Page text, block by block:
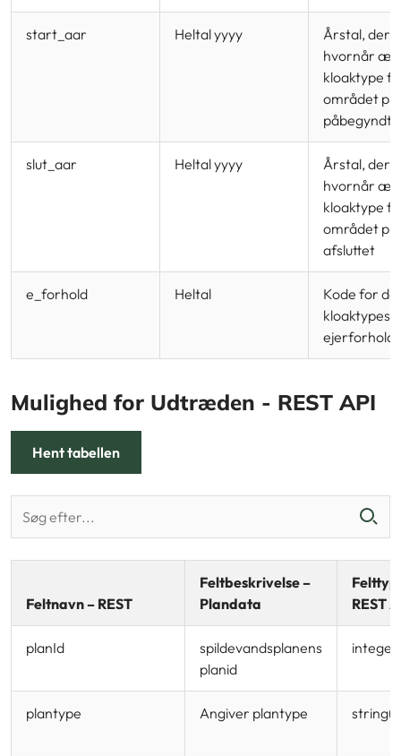
start_aar Heltal yyyy
Årstal, der
hvornår
kloaktype
området
påbegyndt
slut_aar Heltal yyyy
Årstal, der
hvornår
kloaktype
området
afsluttet
e_forhold Heltal
Kode for
kloaktypes
ejerforhold
Mulighed for Udtræden - REST API
Hent tabellen
Feltnavn – REST
Feltbeskrivelse –
Plandata
REST
planId
spildevandsplanens
planid
plantype Angiver plantype